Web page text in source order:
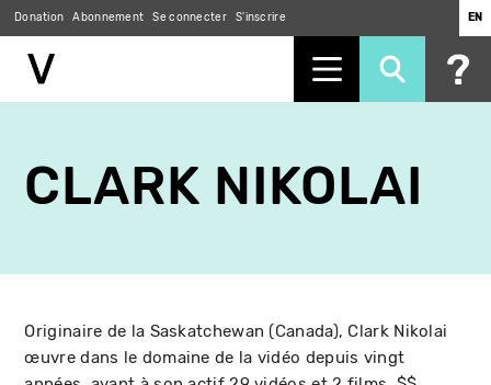
contenu
principal
Donation Abonnement Se connecter S'inscrire EN
CLARK NIKOLAI
Originaire de la Saskatchewan (Canada), Clark Nikolai
œuvre dans le domaine de la vidéo depuis vingt